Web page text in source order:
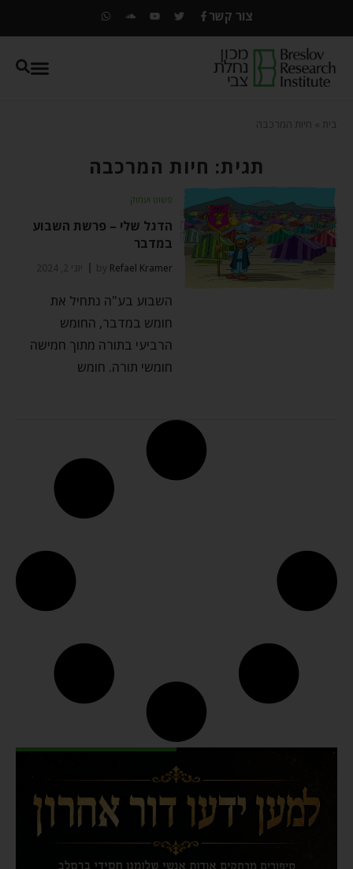
צור קשר
בית חיות המרכבה
תגית: חיות המרכבה
פשוט ועמוק
הדגל שלי – פרשת השבוע
במדבר
by Refael Kramer יוני 2, 2024
השבוע בע"ה נתחיל את
חומש במדבר, החומש
הרביעי בתורה מתוך חמישה
חומשי תורה. חומש